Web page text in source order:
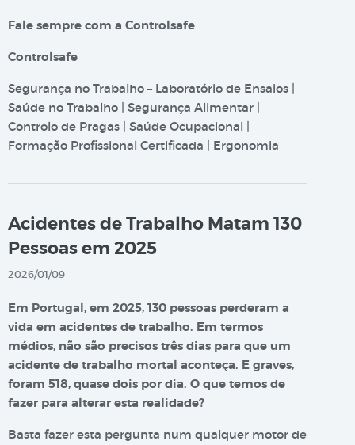
Fale sempre com a Controlsafe
Controlsafe
Segurança no Trabalho – Laboratório de Ensaios |
Saúde no Trabalho | Segurança Alimentar |
Controlo de Pragas | Saúde Ocupacional |
Formação Profissional Certificada | Ergonomia
Acidentes de Trabalho Matam 130
Pessoas em 2025
2026/01/09
Em Portugal, em 2025, 130 pessoas perderam a
vida em acidentes de trabalho. Em termos
médios, não são precisos três dias para que um
acidente de trabalho mortal aconteça. E graves,
foram 518, quase dois por dia. O que temos de
fazer para alterar esta realidade?
Basta fazer esta pergunta num qualquer motor de